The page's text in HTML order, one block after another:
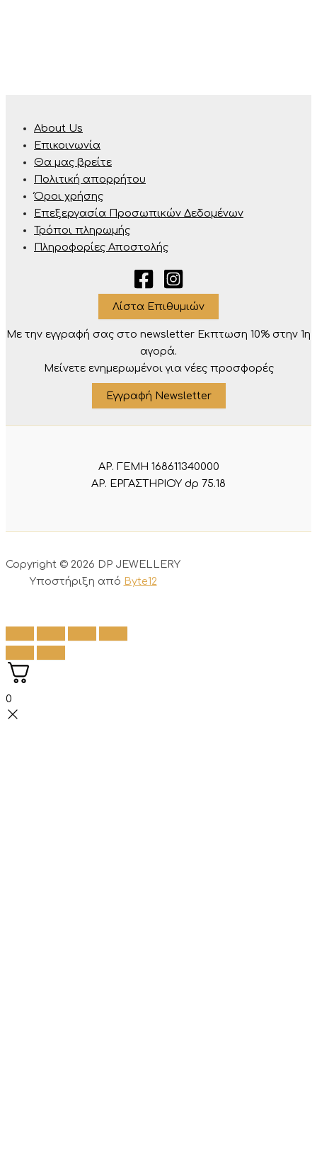
About Us
Επικοινωνία
Θα μας βρείτε
Πολιτική απορρήτου
Όροι χρήσης
Επεξεργασία Προσωπικών Δεδομένων
Τρόποι πληρωμής
Πληροφορίες Αποστολής
Λίστα Επιθυμιών
Με την εγγραφή σας στο newsletter Eκπτωση 10% στην 1η
αγορά.
Μείνετε ενημερωμένοι για νέες προσφορές
Εγγραφή Newsletter
ΑΡ. ΓΕΜΗ 168611340000
ΑΡ. ΕΡΓΑΣΤΗΡΙΟΥ dp 75.18
Copyright © 2026 DP JEWELLERY
Υποστήριξη από Byte12
0